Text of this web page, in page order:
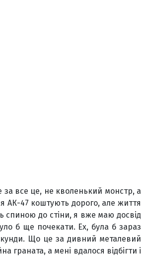
за все це, не кволенький монстр, а
АК-47 коштують дорого, але життя
спиною до стіни, я вже маю досвід
б ще почекати. Ех, була б зараз
Що це за дивний металевий
граната, а мені вдалося відбігти і